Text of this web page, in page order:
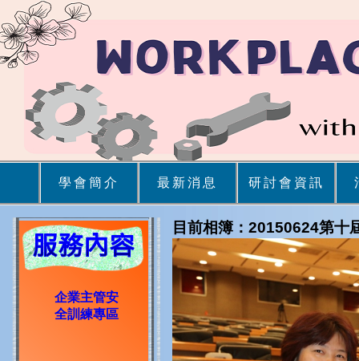
學會簡介 最新消息 研討會資訊
企業主管安
全訓練專區
目前相簿：20150624第十